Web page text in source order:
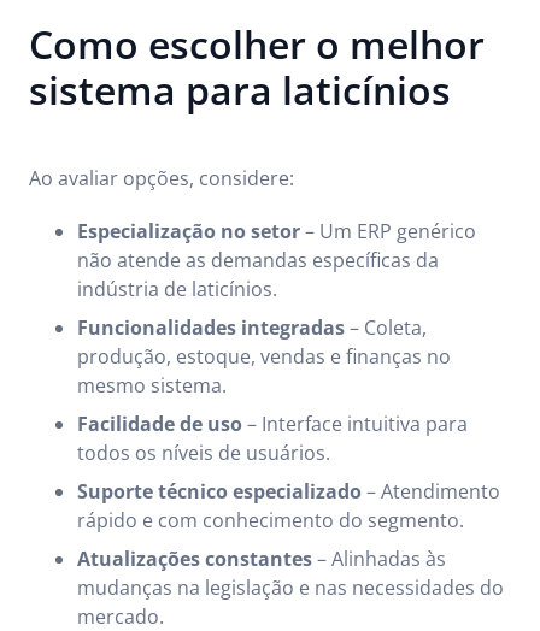
Como escolher o melhor
sistema para laticínios
Ao avaliar opções, considere:
Especialização no setor– Um ERP genérico
não atende as demandas específicas da
indústria de laticínios.
Funcionalidades integradas– Coleta,
produção, estoque, vendas e finanças no
mesmo sistema.
Facilidade de uso– Interface intuitiva para
todos os níveis de usuários.
Suporte técnico especializado– Atendimento
rápido e com conhecimento do segmento.
Atualizações constantes– Alinhadas às
mudanças na legislação e nas necessidades do
mercado.